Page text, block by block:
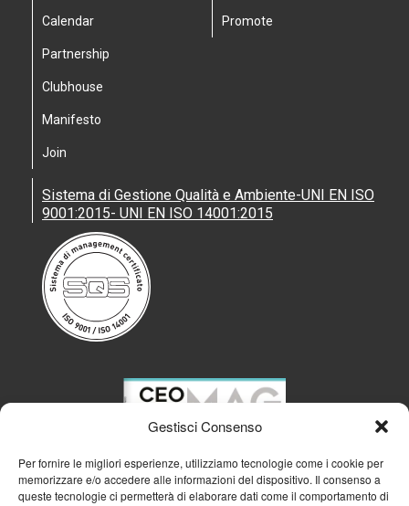
Gestisci Consenso
Per fornire le migliori esperienze, utilizziamo tecnologie come i cookie per
memorizzare e/o accedere alle informazioni del dispositivo. Il consenso a
queste tecnologie ci permetterà di elaborare dati come il comportamento di
Calendar
Partnership
Clubhouse
Manifesto
Join
Promote
Sistema di Gestione Qualità e Ambiente-UNI EN ISO
9001:2015- UNI EN ISO 14001:2015